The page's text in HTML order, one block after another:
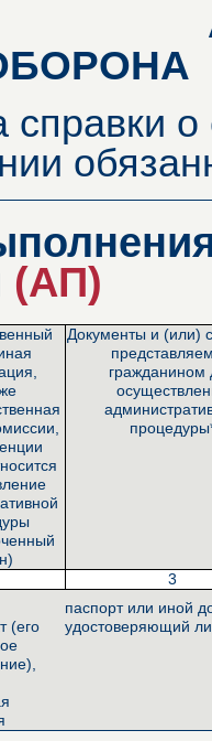
(АП)
Документы и (или)
гражданином
3
(его
паспорт или иной
удостоверяющий